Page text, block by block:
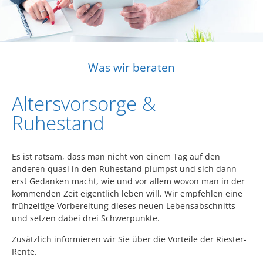
Was wir beraten
Altersvorsorge &
Ruhestand
Es ist ratsam, dass man nicht von einem Tag auf den
anderen quasi in den Ruhestand plumpst und sich dann
erst Gedanken macht, wie und vor allem wovon man in der
kommenden Zeit eigentlich leben will. Wir empfehlen eine
frühzeitige Vorbereitung dieses neuen Lebensabschnitts
und setzen dabei drei Schwerpunkte.
Zusätzlich informieren wir Sie über die Vorteile der Riester-
Rente.